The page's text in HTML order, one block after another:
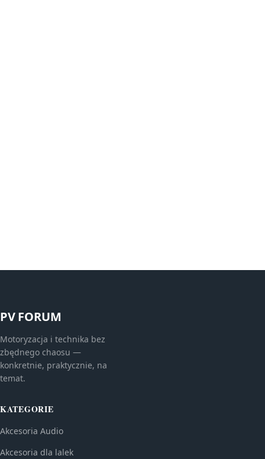
PV FORUM
Motoryzacja i technika bez
zbędnego chaosu —
konkretnie, praktycznie, na
temat.
KATEGORIE
Akcesoria Audio
Akcesoria dla lalek